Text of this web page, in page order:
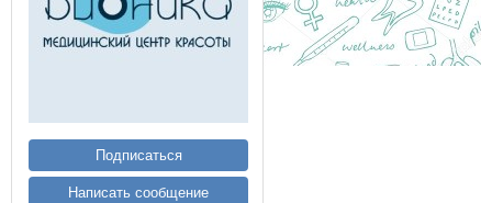
Подписаться
Написать сообщение